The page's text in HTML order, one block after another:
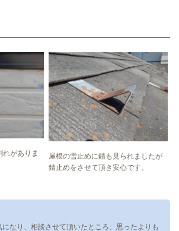
がありま
屋根の雪止めに錆も見られましたが
錆止めをさせて頂き安心です。
なり、相談させて頂いたところ、思ったよりも